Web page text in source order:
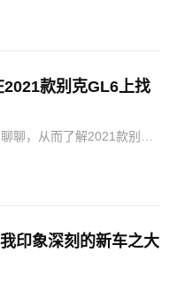
款别克GL6上找
聊，从而了解2021款别克
理解，消费者都希望买到
印象深刻的新车之大